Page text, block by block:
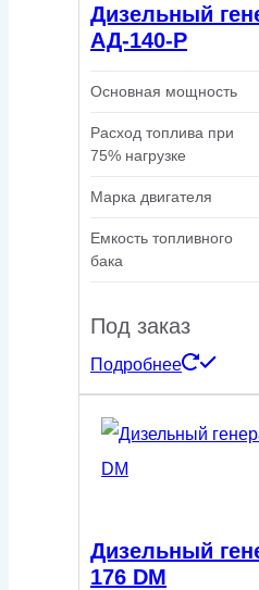
Дизельный
АД-140-Р
Основная мощность
Расход топлива при
75% нагрузке
Марка двигателя
Емкость топливного
бака
Под заказ
Подробнее
Дизельный
176 DM